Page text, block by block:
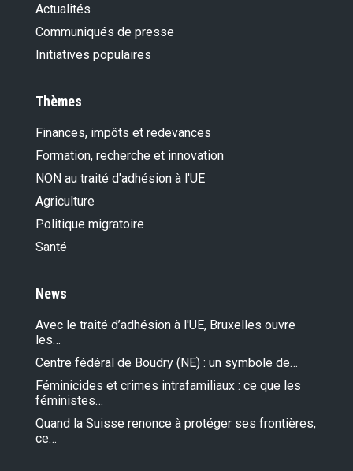
Actualités
Communiqués de presse
Initiatives populaires
Thèmes
Finances, impôts et redevances
Formation, recherche et innovation
NON au traité d'adhésion à l'UE
Agriculture
Politique migratoire
Santé
News
Avec le traité d’adhésion à l'UE, Bruxelles ouvre
les…
Centre fédéral de Boudry (NE) : un symbole de…
Féminicides et crimes intrafamiliaux : ce que les
féministes…
Quand la Suisse renonce à protéger ses frontières,
ce…